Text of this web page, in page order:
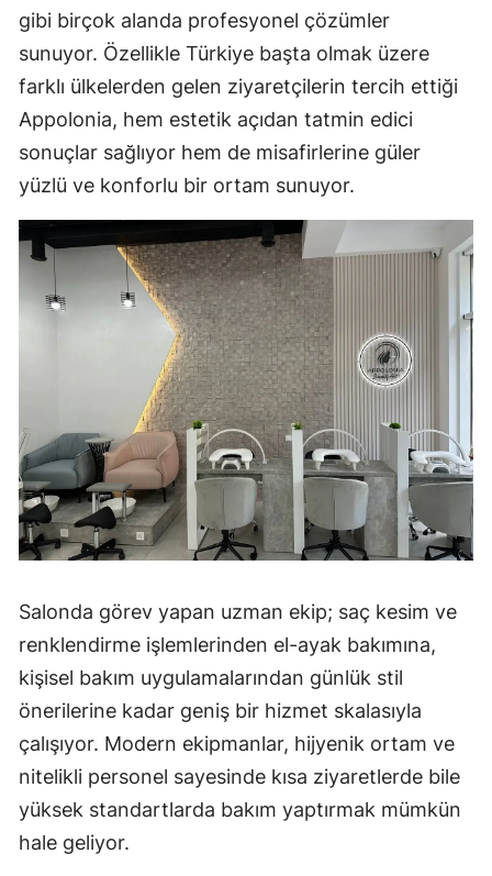
gibi birçok alanda profesyonel çözümler
sunuyor. Özellikle Türkiye başta olmak üzere
farklı ülkelerden gelen ziyaretçilerin tercih ettiği
Appolonia, hem estetik açıdan tatmin edici
sonuçlar sağlıyor hem de misafirlerine güler
yüzlü ve konforlu bir ortam sunuyor.
Salonda görev yapan uzman ekip; saç kesim ve
renklendirme işlemlerinden el-ayak bakımına,
kişisel bakım uygulamalarından günlük stil
önerilerine kadar geniş bir hizmet skalasıyla
çalışıyor. Modern ekipmanlar, hijyenik ortam ve
nitelikli personel sayesinde kısa ziyaretlerde bile
yüksek standartlarda bakım yaptırmak mümkün
hale geliyor.